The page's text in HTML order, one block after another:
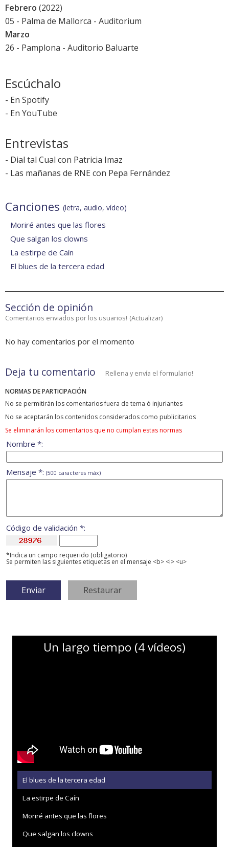
Febrero (2022)
05 - Palma de Mallorca - Auditorium
Marzo
26 - Pamplona - Auditorio Baluarte
Escúchalo
- En Spotify
- En YouTube
Entrevistas
- Dial tal Cual con Patricia Imaz
- Las mañanas de RNE con Pepa Fernández
Canciones (letra, audio, vídeo)
Moriré antes que las flores
Que salgan los clowns
La estirpe de Caín
El blues de la tercera edad
Sección de opinión
Comentarios enviados por los usuarios! (Actualizar)
No hay comentarios por el momento
Deja tu comentario Rellena y envía el formulario!
NORMAS DE PARTICIPACIÓN
No se permitirán los comentarios fuera de tema ó injuriantes
No se aceptarán los contenidos considerados como publicitarios
Se eliminarán los comentarios que no cumplan estas normas
Nombre *:
Mensaje *: (500 caracteres máx)
Código de validación *:
*Indica un campo requerido (obligatorio)
Se permiten las siguientes etiquetas en el mensaje <b> <i> <u>
Un largo tiempo (4 vídeos)
El blues de la tercera edad
La estirpe de Caín
Moriré antes que las flores
Que salgan los clowns